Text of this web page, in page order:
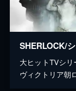
SHERLOCK/
大ヒットTVシ
ヴィクトリア朝